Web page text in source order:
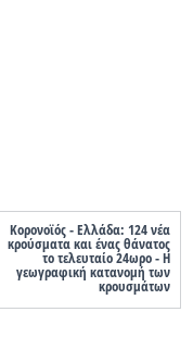
Κορονοϊός - Ελλάδα: 124 νέα
κρούσματα και ένας θάνατος
το τελευταίο 24ωρο - Η
γεωγραφική κατανομή των
κρουσμάτων